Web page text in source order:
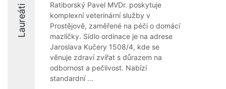
Laureáti
Ratiborský Pavel MVDr. poskytuje
komplexní veterinární služby v
Prostějově, zaměřené na péči o domácí
mazlíčky. Sídlo ordinace je na adrese
Jaroslava Kučery 1508/4, kde se
věnuje zdraví zvířat s důrazem na
odbornost a pečlivost. Nabízí
standardní ...